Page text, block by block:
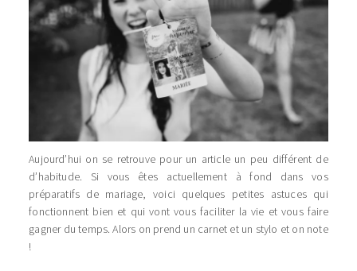
Aujourd’hui on se retrouve pour un article un peu différent de
d’habitude. Si vous êtes actuellement à fond dans vos
préparatifs de mariage, voici quelques petites astuces qui
fonctionnent bien et qui vont vous faciliter la vie et vous faire
gagner du temps. Alors on prend un carnet et un stylo et on note
!